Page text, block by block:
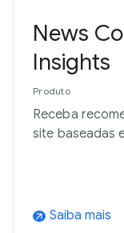
News
Insights
Produto
Receba
site baseadas
arrow_outward Saiba mais